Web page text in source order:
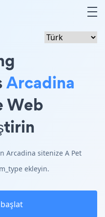
Arcadina
Web
Arcadina sitenize A Pet
ekleyin.